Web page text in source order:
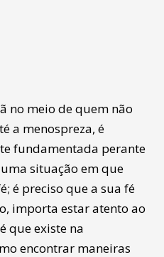
no meio de quem não
a menospreza, é
fundamentada perante
situação em que
é preciso que a sua fé
importa estar atento ao
que existe na
encontrar maneiras